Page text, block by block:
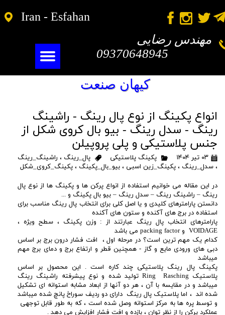
کیهان صنعت
​​Iran - Esfahan
انواع پکینگ از نوع پال رینگ - راشینگ
رینگ - سدل رینگ - بیو بال کروی شکل از
جنس پلاستیکی و پلی پروپیلن
۰۳ تیر ۱۴۰۴ پکینگ پلاستیکی پال_رینگ ، راشینگ_رینگ
، سدل_رینگ ، پکینگ_زین اسبی ، بیو_بال_پکینگ ، پکینگ_کروی_شکل
در این مقاله می خوانیم استفاده از انواع پرکن ها و پکینگ ها از نوع پال
رینگ – راشینگ رینگ – سدل رینگ – بیو بال پکینگ و ...
دانستن پارامترهای کلیدی و یا اصل کلی برای انتخاب پال رینگ مناسب برای
استفاده در برج های آکنده و ستون های آکنده
پارامترهای انتخاب پال رینگ عبارتند از : وزن پکینگ ، سطح ویژه ،
VOIDAGE و packing factor می باشد
کدام یک مهم ترین است؟ در مرحله اول ، افت فشار درون برج بر اساس
دبی های ورودی مایع و گاز - همچنین قطر و ارتفاع برج و دمای برج مهم
میباشد
پکینگ پال رینگ پلاستیکی چند کاره است . این محصول بر اساس
پلاستیک Ring Rasching تولید شده و نوع پیشرفته راشینگ رینگ
میباشد و در مقایسه با آن ، هر دو آنها از ابعاد مشابه استوانه ای تشکیل
شده اند ، اما پلاستیک پال رینگ دارای دو ردیف سوراخ پانچ شده میباشد
و توسط پره ها به مرکز استوانه وصل شده است ، که به طور قابل توجهی
عملکرد پرکن را از نظر توان ، بازده و افت فشار افزایش می دهد .